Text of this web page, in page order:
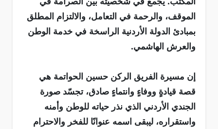
الموقف، والرحمة في التعامل، والالتزام المطلق
بمبادئ الدولة الأردنية الراسخة في خدمة الوطن
والعرش الهاشمي.
إن مسيرة الفريق الركن حسين الحواتمة هي
قصة قيادةٍ ووفاءٍ وانتماءٍ صادق، تجسّد صورة
الجندي الأردني الذي نذر حياته للوطن وأمنه
واستقراره، ليبقى اسمه عنوانًا للفخر والاحترام